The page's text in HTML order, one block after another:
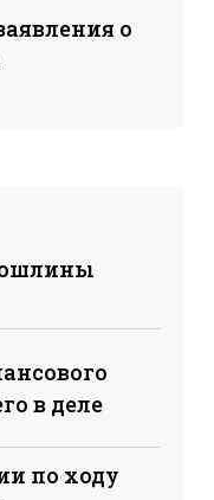
о
в деле
по ходу